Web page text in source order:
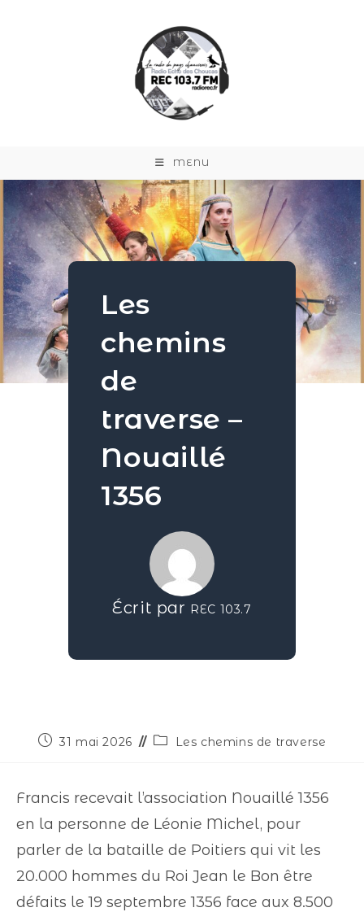
MENU
Les
chemins
de
traverse –
Nouaillé
1356
Écrit par REC 103.7
31 mai 2026 Les chemins de traverse
Francis recevait l’association Nouaillé 1356
en la personne de Léonie Michel, pour
parler de la bataille de Poitiers qui vit les
20.000 hommes du Roi Jean le Bon être
défaits le 19 septembre 1356 face aux 8.500